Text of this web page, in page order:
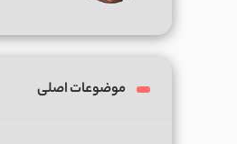
موضوعات اصلی